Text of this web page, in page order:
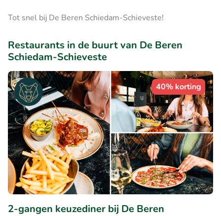
Tot snel bij De Beren Schiedam-Schieveste!
Restaurants in de buurt van De Beren
Schiedam-Schieveste
40% korting
2-gangen keuzediner bij De Beren